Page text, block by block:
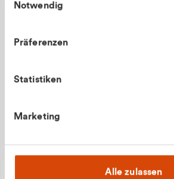
gesammelt haben.
Notwendig
Präferenzen
Statistiken
Marketing
Alle zulassen